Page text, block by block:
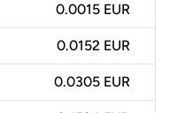
0.0015 EUR
0.0152 EUR
0.0305 EUR